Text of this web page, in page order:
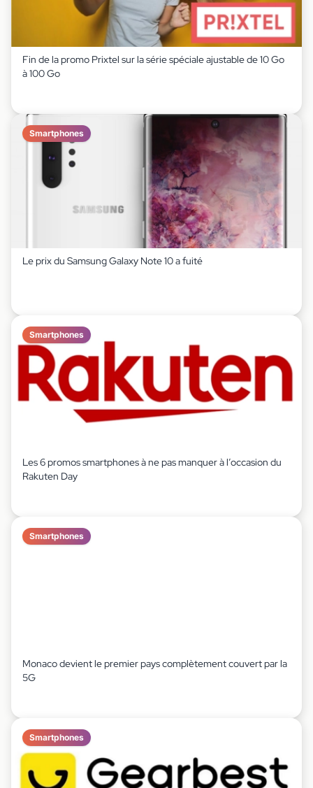
Fin de la promo Prixtel sur la série spéciale ajustable de 10 Go
à 100 Go
Smartphones
Le prix du Samsung Galaxy Note 10 a fuité
Smartphones
Les 6 promos smartphones à ne pas manquer à l’occasion du
Rakuten Day
Smartphones
Monaco devient le premier pays complètement couvert par la
5G
Smartphones